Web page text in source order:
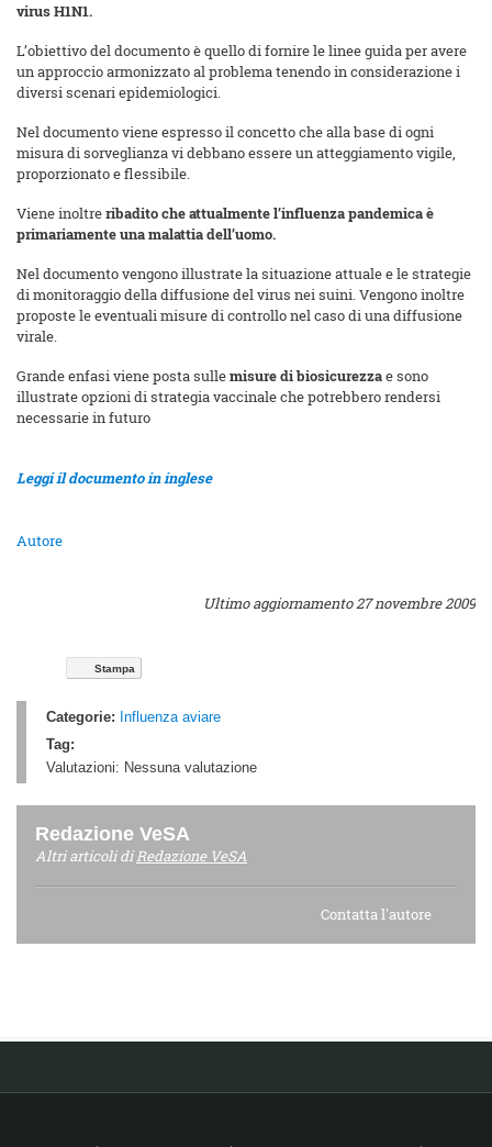
virus H1N1.
L’obiettivo del documento è quello di fornire le linee guida per avere
un approccio armonizzato al problema tenendo in considerazione i
diversi scenari epidemiologici.
Nel documento viene espresso il concetto che alla base di ogni
misura di sorveglianza vi debbano essere un atteggiamento vigile,
proporzionato e flessibile.
Viene inoltreribadito che attualmente l’influenza pandemica è
primariamente una malattia dell’uomo.
Nel documento vengono illustrate la situazione attuale e le strategie
di monitoraggio della diffusione del virus nei suini. Vengono inoltre
proposte le eventuali misure di controllo nel caso di una diffusione
virale.
Grande enfasi viene posta sullemisure di biosicurezzae sono
illustrate opzioni di strategia vaccinale che potrebbero rendersi
necessarie in futuro
Leggi il documento in inglese
Autore
Ultimo aggiornamento 27 novembre 2009
Stampa
Categorie: Influenza aviare
Tag:
Valutazioni: Nessuna valutazione
Redazione VeSA
Altri articoli diRedazione VeSA
Contatta l'autore